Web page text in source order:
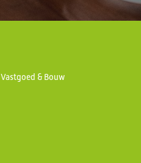
Vastgoed & Bouw